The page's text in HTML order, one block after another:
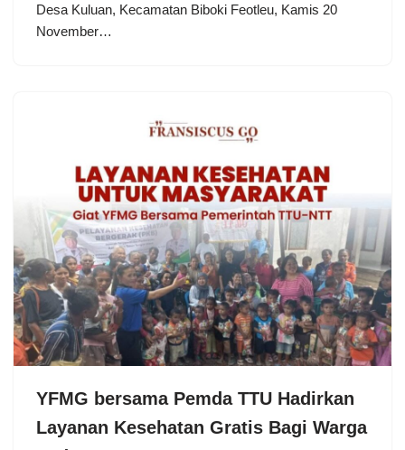
Desa Kuluan, Kecamatan Biboki Feotleu, Kamis 20
November…
YFMG bersama Pemda TTU Hadirkan
Layanan Kesehatan Gratis Bagi Warga